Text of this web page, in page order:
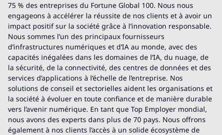
75 % des entreprises du Fortune Global 100. Nous nous
engageons à accélérer la réussite de nos clients et à avoir un
impact positif sur la société grâce à l’innovation responsable.
Nous sommes l’un des principaux fournisseurs
d’infrastructures numériques et d’IA au monde, avec des
capacités inégalées dans les domaines de l’IA, du nuage, de
la sécurité, de la connectivité, des centres de données et des
services d’applications à l’échelle de l’entreprise. Nos
solutions de conseil et sectorielles aident les organisations et
la société à évoluer en toute confiance et de manière durable
vers l’avenir numérique. En tant que Top Employer mondial,
nous avons des experts dans plus de 70 pays. Nous offrons
également à nos clients l’accès à un solide écosystème de